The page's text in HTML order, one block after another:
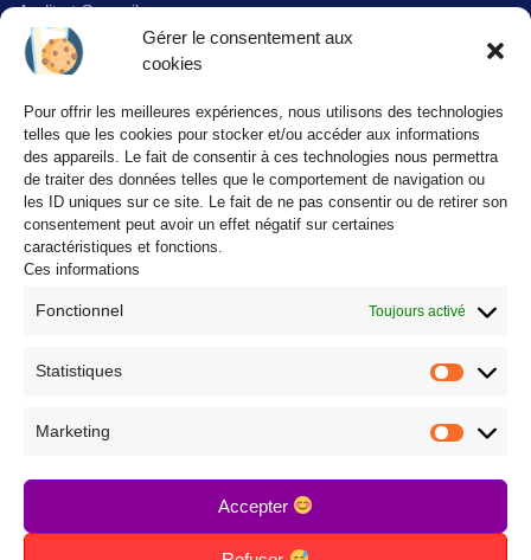
Gérer le consentement aux
cookies
Pour offrir les meilleures expériences, nous utilisons des technologies
telles que les cookies pour stocker et/ou accéder aux informations
des appareils. Le fait de consentir à ces technologies nous permettra
de traiter des données telles que le comportement de navigation ou
les ID uniques sur ce site. Le fait de ne pas consentir ou de retirer son
consentement peut avoir un effet négatif sur certaines
caractéristiques et fonctions.
Ces informations
Fonctionnel Toujours activé
Statistiques
Marketing
Accepter
Audit et Conseil
Infogérance
Formation
Services center
Solution d’impression et de dématérialisation
Intégration de solutions
SUIVEZ-NOUS SUR LES RÉSEAUX